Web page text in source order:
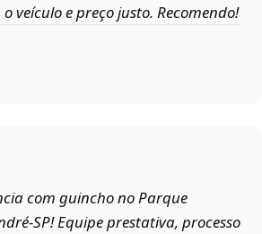
veículo e preço justo. Recomendo!
com guincho no Parque
Equipe prestativa, processo